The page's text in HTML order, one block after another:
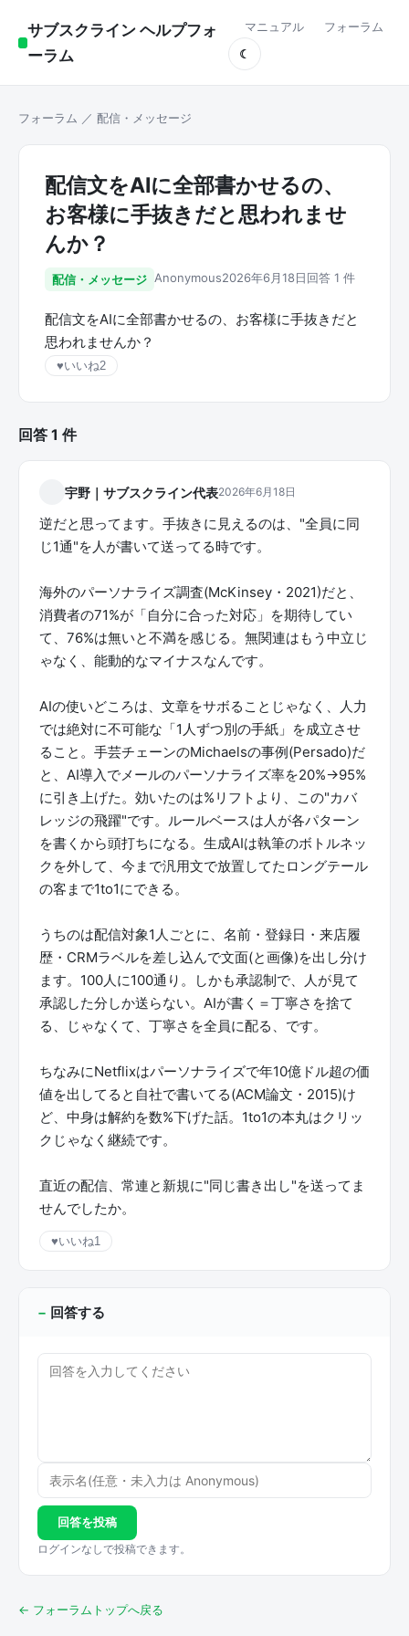
サブスクライン ヘルプフォ
ーラム
マニュアル フォーラム
☾
フォーラム ／ 配信・メッセージ
配信文をAIに全部書かせるの、
お客様に手抜きだと思われませ
んか？
配信・メッセージ Anonymous2026年6月18日回答 1 件
配信文をAIに全部書かせるの、お客様に手抜きだと
思われませんか？
♥いいね2
回答 1 件
宇野｜サブスクライン代表2026年6月18日
逆だと思ってます。手抜きに見えるのは、"全員に同
じ1通"を人が書いて送ってる時です。
海外のパーソナライズ調査(McKinsey・2021)だと、
消費者の71%が「自分に合った対応」を期待してい
て、76%は無いと不満を感じる。無関連はもう中立じ
ゃなく、能動的なマイナスなんです。
AIの使いどころは、文章をサボることじゃなく、人力
では絶対に不可能な「1人ずつ別の手紙」を成立させ
ること。手芸チェーンのMichaelsの事例(Persado)だ
と、AI導入でメールのパーソナライズ率を20%→95%
に引き上げた。効いたのは%リフトより、この"カバ
レッジの飛躍"です。ルールベースは人が各パターン
を書くから頭打ちになる。生成AIは執筆のボトルネッ
クを外して、今まで汎用文で放置してたロングテール
の客まで1to1にできる。
うちのは配信対象1人ごとに、名前・登録日・来店履
歴・CRMラベルを差し込んで文面(と画像)を出し分け
ます。100人に100通り。しかも承認制で、人が見て
承認した分しか送らない。AIが書く＝丁寧さを捨て
る、じゃなくて、丁寧さを全員に配る、です。
ちなみにNetflixはパーソナライズで年10億ドル超の価
値を出してると自社で書いてる(ACM論文・2015)け
ど、中身は解約を数%下げた話。1to1の本丸はクリッ
クじゃなく継続です。
直近の配信、常連と新規に"同じ書き出し"を送ってま
せんでしたか。
♥いいね1
回答する
回答を投稿
ログインなしで投稿できます。
← フォーラムトップへ戻る